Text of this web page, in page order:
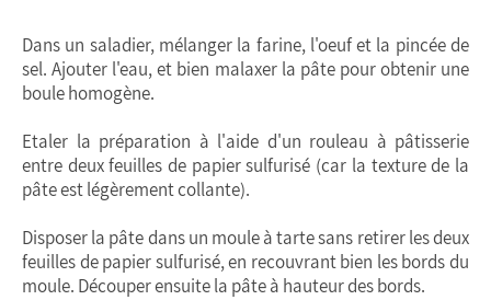
Dans un saladier, mélanger la farine, l'oeuf et la pincée de
sel. Ajouter l'eau, et bien malaxer la pâte pour obtenir une
boule homogène.
Etaler la préparation à l'aide d'un rouleau à pâtisserie
entre deux feuilles de papier sulfurisé (car la texture de la
pâte est légèrement collante).
Disposer la pâte dans un moule à tarte sans retirer les deux
feuilles de papier sulfurisé, en recouvrant bien les bords du
moule. Découper ensuite la pâte à hauteur des bords.